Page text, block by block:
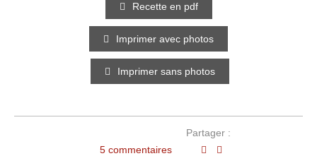
Recette en pdf
Imprimer avec photos
Imprimer sans photos
5 commentaires
Partager :